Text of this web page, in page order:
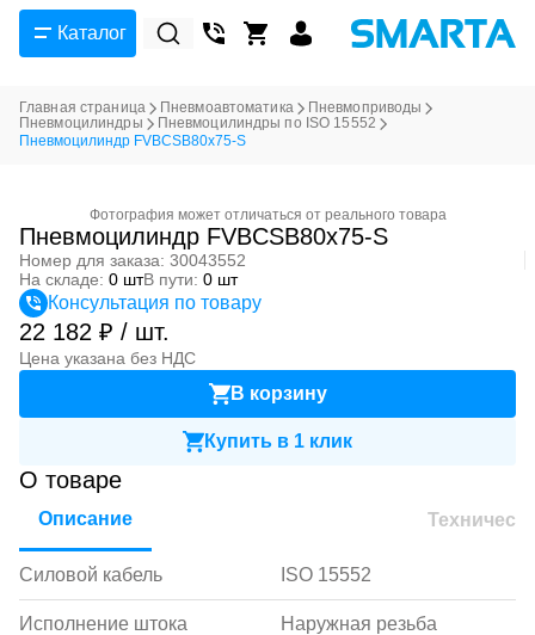
Каталог
Главная страница Пневмоавтоматика
Пневмоприводы
Пневмоцилиндры
Пневмоцилиндры по ISO 15552
Пневмоцилиндр FVBCSB80x75-S
Фотография может отличаться от реального товара
Пневмоцилиндр FVBCSB80x75-S
Номер для заказа: 30043552
На складе: 0 штВ пути: 0 шт
Консультация по товару
22 182 ₽ / шт.
Цена указана без НДС
В корзину
Купить в 1 клик
О товаре
Описание
Силовой кабель ISO 15552
Исполнение штока Наружная резьба